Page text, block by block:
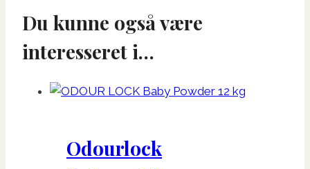
Du kunne også være
interesseret i…
Odourlock